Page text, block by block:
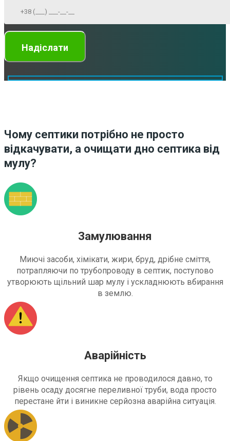
Чому септики потрібно не просто
відкачувати, а очищати дно септика від
мулу?
Замулювання
Миючі засоби, хімікати, жири, бруд, дрібне сміття,
потрапляючи по трубопроводу в септик, поступово
утворюють щільний шар мулу і ускладнюють вбирання
в землю.
Аварійність
Якщо очищення септика не проводилося давно, то
рівень осаду досягне переливної труби, вода просто
перестане йти і виникне серйозна аварійна ситуація.